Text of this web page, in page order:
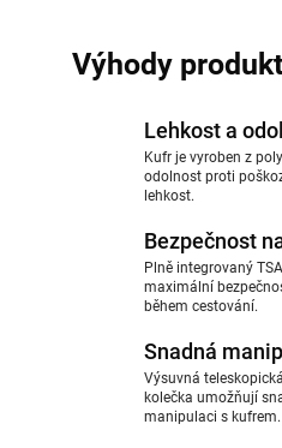
Výhody
Lehkost a
Kufr je vyroben z
odolnost proti
lehkost.
Bezpečnost
Plně integrovaný
maximální
během cestování.
Snadná
Výsuvná
kolečka umožňují
manipulaci s kufrem.